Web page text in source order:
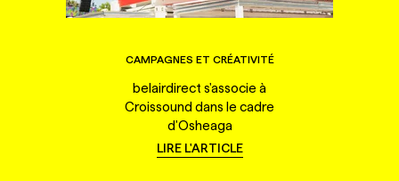
CAMPAGNES ET CRÉATIVITÉ
belairdirect s'associe à
Croissound dans le cadre
d'Osheaga
LIRE L'ARTICLE